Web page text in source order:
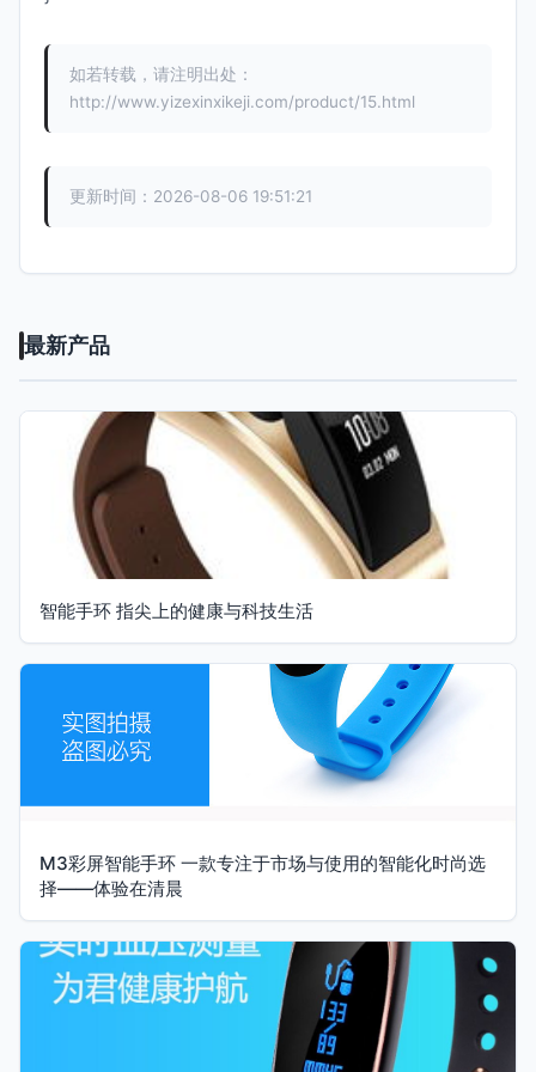
如若转载，请注明出处：
http://www.yizexinxikeji.com/product/15.html
更新时间：2026-08-06 19:51:21
最新产品
智能手环 指尖上的健康与科技生活
M3彩屏智能手环 一款专注于市场与使用的智能化时尚选
择——体验在清晨